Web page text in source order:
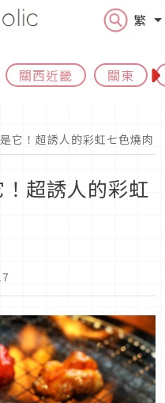
繁
關西近畿 關東
它！超誘人的彩虹七色燒肉
超誘人的彩虹